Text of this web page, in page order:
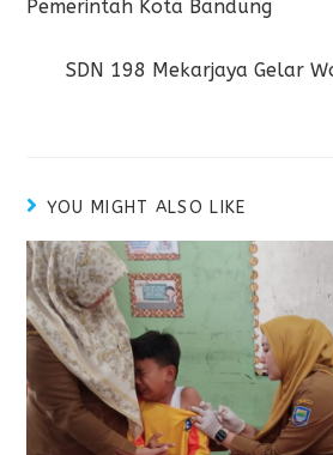
Pemerintah Kota Bandung
SDN 198 Mekarjaya Gelar
YOU MIGHT ALSO LIKE